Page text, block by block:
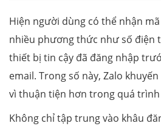
Hiện người dùng có thể nhận
nhiều phương thức như số điện
thiết bị tin cậy đã đăng nhập
email. Trong số này, Zalo
vì thuận tiện hơn trong quá trình
Không chỉ tập trung vào khâu